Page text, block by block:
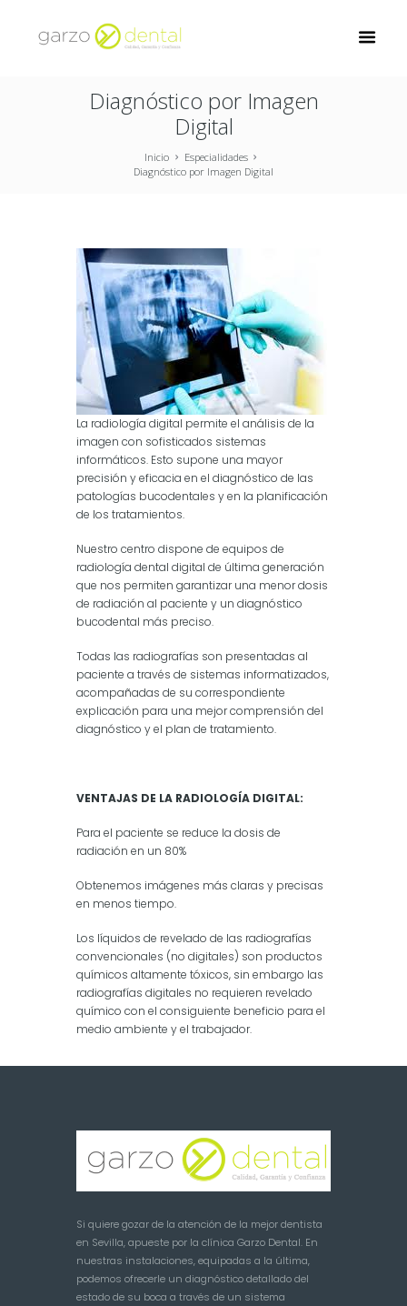
Diagnóstico por Imagen
Digital
Inicio
Especialidades
Diagnóstico por Imagen Digital
La radiología digital permite el análisis de la
imagen con sofisticados sistemas
informáticos. Esto supone una mayor
precisión y eficacia en el diagnóstico de las
patologías bucodentales y en la planificación
de los tratamientos.
Nuestro centro dispone de equipos de
radiología dental digital de última generación
que nos permiten garantizar una menor dosis
de radiación al paciente y un diagnóstico
bucodental más preciso.
Todas las radiografías son presentadas al
paciente a través de sistemas informatizados,
acompañadas de su correspondiente
explicación para una mejor comprensión del
diagnóstico y el plan de tratamiento.
VENTAJAS DE LA RADIOLOGÍA DIGITAL:
Para el paciente se reduce la dosis de
radiación en un 80%
Obtenemos imágenes más claras y precisas
en menos tiempo.
Los líquidos de revelado de las radiografías
convencionales (no digitales) son productos
químicos altamente tóxicos, sin embargo las
radiografías digitales no requieren revelado
químico con el consiguiente beneficio para el
medio ambiente y el trabajador.
Si quiere gozar de la atención de la mejor dentista
en Sevilla, apueste por la clínica Garzo Dental. En
nuestras instalaciones, equipadas a la última,
podemos ofrecerle un diagnóstico detallado del
estado de su boca a través de un sistema